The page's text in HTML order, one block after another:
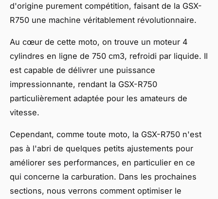
d'origine purement compétition, faisant de la GSX-
R750 une machine véritablement révolutionnaire.
Au cœur de cette moto, on trouve un moteur 4
cylindres en ligne de 750 cm3, refroidi par liquide. Il
est capable de délivrer une puissance
impressionnante, rendant la GSX-R750
particulièrement adaptée pour les amateurs de
vitesse.
Cependant, comme toute moto, la GSX-R750 n'est
pas à l'abri de quelques petits ajustements pour
améliorer ses performances, en particulier en ce
qui concerne la carburation. Dans les prochaines
sections, nous verrons comment optimiser le